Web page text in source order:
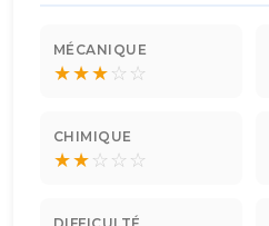
MÉCANIQUE
★★★☆ ☆
CHIMIQUE
★★☆ ☆ ☆